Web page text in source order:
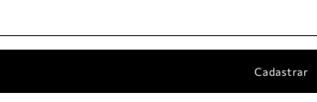
Cadastrar